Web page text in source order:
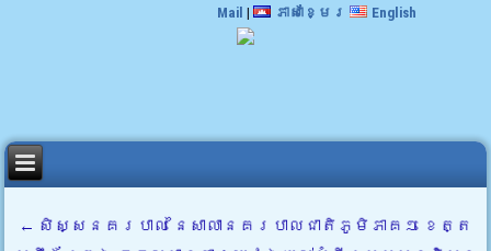
Mail | ភាសាខ្មែរ English
← សិស្សនគរបាល នៃសាលានគរបាលជាតិភូមិភាគ១ ខេត្ត